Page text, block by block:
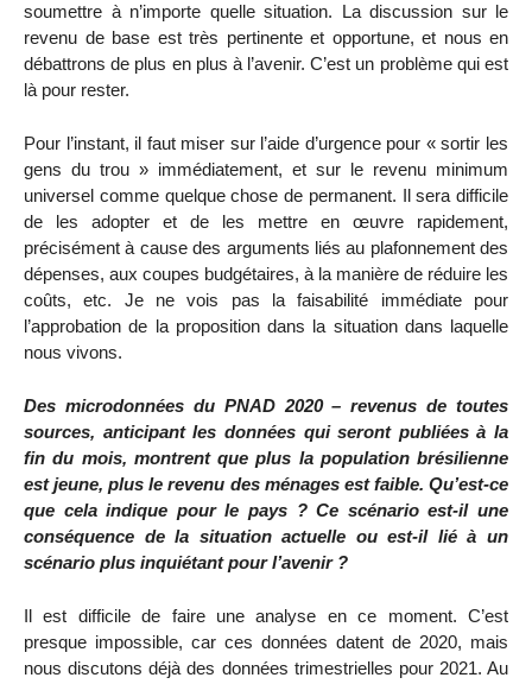
soumettre à n’importe quelle situation. La discussion sur le
revenu de base est très pertinente et opportune, et nous en
débattrons de plus en plus à l’avenir. C’est un problème qui est
là pour rester.
Pour l’instant, il faut miser sur l’aide d’urgence pour « sortir les
gens du trou » immédiatement, et sur le revenu minimum
universel comme quelque chose de permanent. Il sera difficile
de les adopter et de les mettre en œuvre rapidement,
précisément à cause des arguments liés au plafonnement des
dépenses, aux coupes budgétaires, à la manière de réduire les
coûts, etc. Je ne vois pas la faisabilité immédiate pour
l’approbation de la proposition dans la situation dans laquelle
nous vivons.
Des microdonnées du PNAD 2020 – revenus de toutes
sources, anticipant les données qui seront publiées à la
fin du mois, montrent que plus la population brésilienne
est jeune, plus le revenu des ménages est faible. Qu’est-ce
que cela indique pour le pays ? Ce scénario est-il une
conséquence de la situation actuelle ou est-il lié à un
scénario plus inquiétant pour l’avenir ?
Il est difficile de faire une analyse en ce moment. C’est
presque impossible, car ces données datent de 2020, mais
nous discutons déjà des données trimestrielles pour 2021. Au